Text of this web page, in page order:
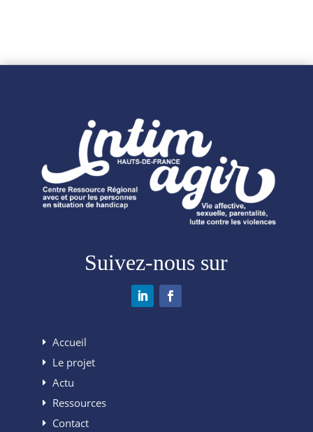
Suivez-nous sur
Accueil
Le projet
Actu
Ressources
Contact